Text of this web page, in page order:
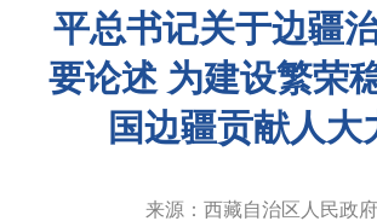
平总书记关于边疆
要论述 为建设繁荣
国边疆贡献人大
来源： 西藏自治区人民政